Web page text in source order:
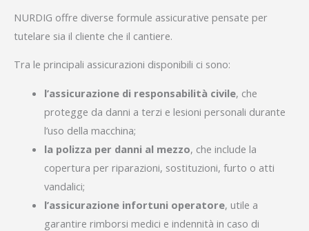
NURDIG offre diverse formule assicurative pensate per
tutelare sia il cliente che il cantiere.
Tra le principali assicurazioni disponibili ci sono:
l’assicurazione di responsabilità civile, che
protegge da danni a terzi e lesioni personali durante
l’uso della macchina;
la polizza per danni al mezzo, che include la
copertura per riparazioni, sostituzioni, furto o atti
vandalici;
l’assicurazione infortuni operatore, utile a
garantire rimborsi medici e indennità in caso di